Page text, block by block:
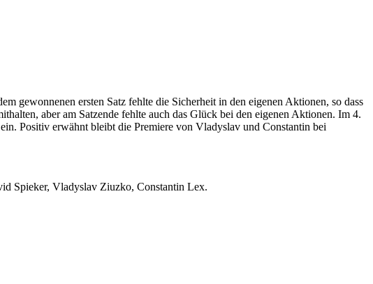
gewonnenen ersten Satz fehlte die Sicherheit in den eigenen Aktionen, so dass
aber am Satzende fehlte auch das Glück bei den eigenen Aktionen. Im 4.
Positiv erwähnt bleibt die Premiere von Vladyslav und Constantin bei
Spieker, Vladyslav Ziuzko, Constantin Lex.